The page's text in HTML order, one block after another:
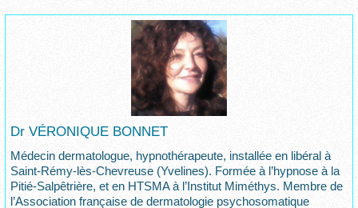
Dr VÉRONIQUE BONNET
Médecin dermatologue, hypnothérapeute, installée en libéral à
Saint-Rémy-lès-Chevreuse (Yvelines). Formée à l’hypnose à la
Pitié-Salpêtrière, et en HTSMA à l’Institut Miméthys. Membre de
l’Association française de dermatologie psychosomatique